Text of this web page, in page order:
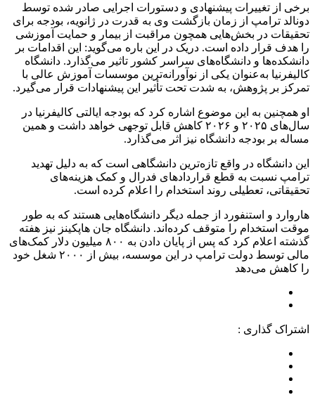
برخی از تغییرات پیشنهادی و دستورات اجرایی صادر شده توسط
دونالد ترامپ از زمان بازگشت وی به قدرت در ژانویه، بودجه برای
تحقیقات در بخش‌هایی همچون مراقبت از بیمار و حمایت آموزشی
را هدف قرار داده است. دریک در این باره می‌گوید: این اقدامات بر
دانشکده‌ها و دانشگاه‌های سراسر کشور تاثیر می‌گذارد. دانشگاه
کالیفرنیا به‌عنوان یکی از نوآورانه‌ترین موسسات آموزش عالی با
تمرکز بر پژوهش، به شدت تحت تأثیر این پیشنهادات قرار می‌گیرد.
او همچنین به این موضوع اشاره کرد که بودجه ایالتی کالیفرنیا در
سال‌های ۲۰۲۵ و ۲۰۲۶ کاهش قابل توجهی خواهد داشت و همین
مساله بر بودجه دانشگاه نیز اثر می‌گذارد.
این دانشگاه در واقع تازه‌ترین دانشگاهی است که به دلیل تهدید
ترامپ نسبت به قطع قراردادهای فدرال و کمک هزینه‌های
تحقیقاتی، تعطیلی روند استخدام را اعلام کرده است.
هاروارد و استنفورد از جمله دیگر دانشگاه‌هایی هستند که به طور
موقت استخدام را متوقف کرده‌اند. دانشگاه جان هاپکینز نیز هفته
گذشته اعلام کرد که پس از پایان دادن به ۸۰۰ میلیون دلار کمک‌های
مالی توسط دولت ترامپ در این موسسه، بیش از ۲۰۰۰ شغل خود
را کاهش می‌دهد
اشتراک گذاری :